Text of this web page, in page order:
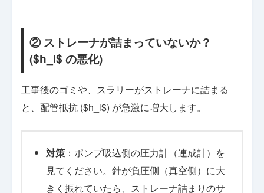
② ストレーナが詰まっていないか？
($h_l$ の悪化)
工事後のゴミや、スラリーがストレーナに詰まる
と、配管抵抗 ($h_l$) が急激に増大します。
対策 ：ポンプ吸込側の圧力計（連成計）を
見てください。針が負圧側（真空側）に大
きく振れていたら、ストレーナ詰まりのサ